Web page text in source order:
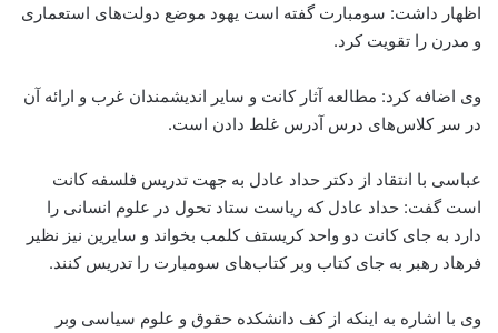
اظهار داشت: سومبارت گفته است یهود موضع دولت‌های استعماری
و مدرن را تقویت کرد.
وی اضافه کرد: مطالعه آثار کانت و سایر اندیشمندان غرب و ارائه آن
در سر کلاس‌های درس آدرس غلط دادن است.
عباسی با انتقاد از دکتر حداد عادل به جهت تدریس فلسفه کانت
است گفت: حداد عادل که ریاست ستاد تحول در علوم انسانی را
دارد به جای کانت دو واحد کریستف کلمب بخواند و سایرین نیز نظیر
فرهاد رهبر به جای کتاب وبر کتاب‌های سومبارت را تدریس کنند.
وی با اشاره به اینکه از کف دانشکده حقوق و علوم سیاسی وبر